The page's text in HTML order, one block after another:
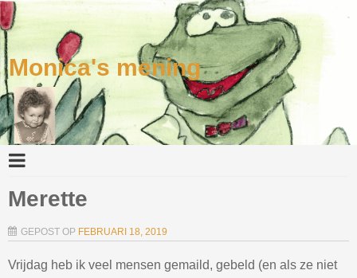
Monica's mening
Merette
GEPOST OP FEBRUARI 18, 2019
Vrijdag heb ik veel mensen gemaild, gebeld (en als ze niet